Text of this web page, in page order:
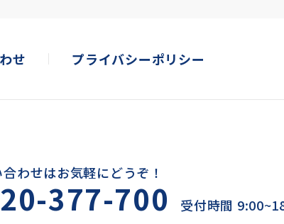
せ プライバシーポリシー
わせはお気軽にどうぞ！
377-700 受付時間